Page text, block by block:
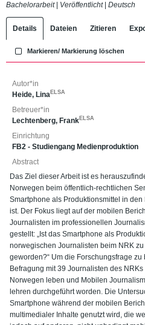
Bachelorarbeit| Veröffentlicht| Deutsch
Details Dateien Zitieren
Markieren/ Markierung löschen
Autor*in
Heide, Lina ELSA
Betreuer*in
Lechtenberg, Frank ELSA
Einrichtung
FB2 - Studiengang Medienproduktion
Abstract
Das Ziel dieser Arbeit ist es
Norwegen beim öffentlich-rechtlichen
Smartphone als Produktionsmittel in
ist. Der Fokus liegt auf der mobilen
Journalisten im professionellen
gestellt: „Ist das Smartphone als
norwegischen Journalisten beim NRK
geworden?“ Um die Forschungsfrage
Befragung mit 39 Journalisten des
Norwegen leben und Mobilen
lehren durchgeführt worden. Die
Smartphone während der mobilen
multimedialer Inhalte genutzt wird, die